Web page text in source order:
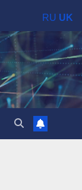
RU UK